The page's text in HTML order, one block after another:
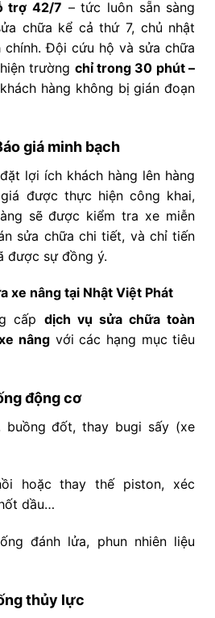
trợ 42/7 – tức luôn sẵn sàng
chữa kể cả thứ 7, chủ nhật
chính. Đội cứu hộ và sửa chữa
trường chỉ trong 30 phút –
hàng không bị gián đoạn
giá minh bạch
lợi ích khách hàng lên hàng
được thực hiện công khai,
sẽ được kiểm tra xe miễn
sửa chữa chi tiết, và chỉ tiến
được sự đồng ý.
xe nâng tại Nhật Việt Phát
cấp dịch vụ sửa chữa toàn
nâng với các hạng mục tiêu
động cơ
buồng đốt, thay bugi sấy (xe
hoặc thay thế piston, xéc
dầu…
đánh lửa, phun nhiên liệu
thủy lực